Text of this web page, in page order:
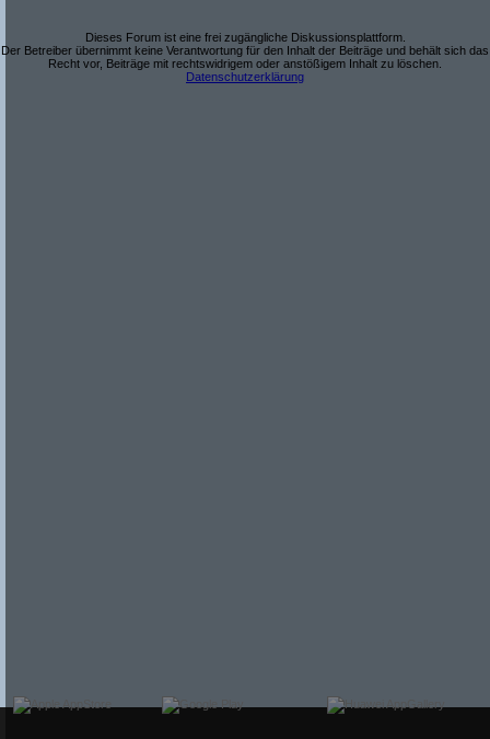
Dieses Forum ist eine frei zugängliche Diskussionsplattform.
Der Betreiber übernimmt keine Verantwortung für den Inhalt der Beiträge und behält sich das
Recht vor, Beiträge mit rechtswidrigem oder anstößigem Inhalt zu löschen.
Datenschutzerklärung